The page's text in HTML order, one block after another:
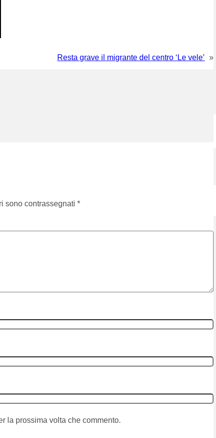
Resta grave il migrante del centro ‘Le vele’ »
sono contrassegnati *
la prossima volta che commento.